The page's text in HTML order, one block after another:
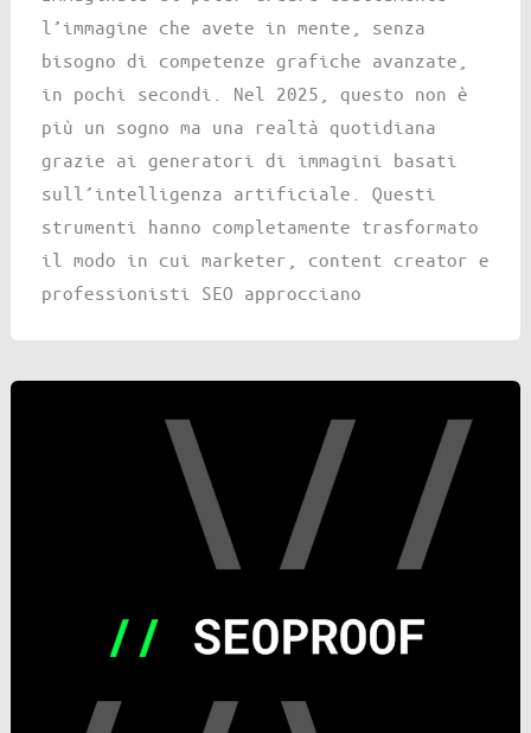
l’immagine che avete in mente, senza
bisogno di competenze grafiche avanzate,
in pochi secondi. Nel 2025, questo non è
più un sogno ma una realtà quotidiana
grazie ai generatori di immagini basati
sull’intelligenza artificiale. Questi
strumenti hanno completamente trasformato
il modo in cui marketer, content creator e
professionisti SEO approcciano